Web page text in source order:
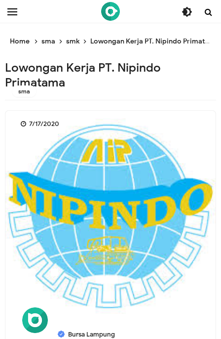
/* ganti br end */
Home sma smk Lowongan Kerja PT. Nipindo Primatama
Lowongan Kerja PT. Nipindo
Primatama
sma
Bursa Lampung
7/17/2020